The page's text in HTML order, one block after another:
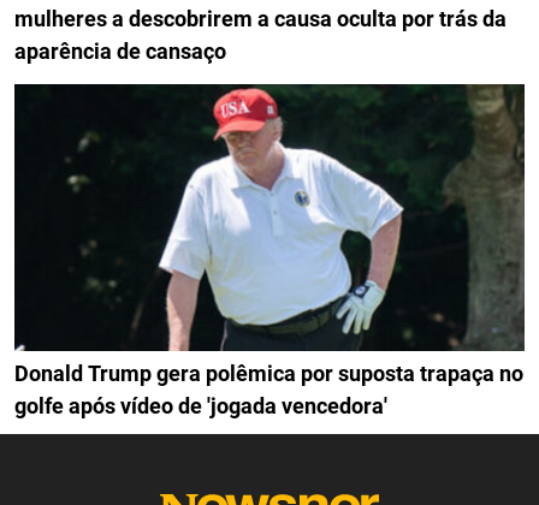
mulheres a descobrirem a causa oculta por trás da
aparência de cansaço
Donald Trump gera polêmica por suposta trapaça no
golfe após vídeo de 'jogada vencedora'